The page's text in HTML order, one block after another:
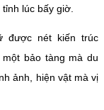
lúc bấy giờ.
được nét kiến trúc
bảo tàng mà du
ảnh, hiện vật mà vị